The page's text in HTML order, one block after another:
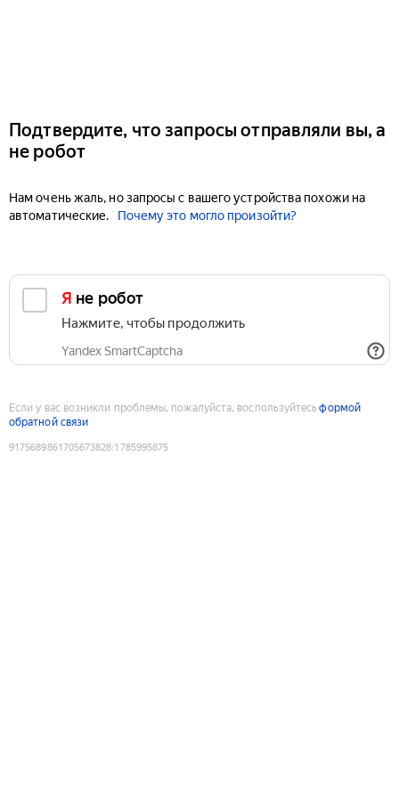
Подтвердите, что запросы отправляли вы, а
не робот
Нам очень жаль, но запросы с вашего устройства похожи на
автоматические.
Почему это могло произойти?
Я не робот
Нажмите, чтобы продолжить
Yandex SmartCaptcha
Если у вас возникли проблемы, пожалуйста, воспользуйтесьформой
обратной связи
9175689861705673828:1785995875